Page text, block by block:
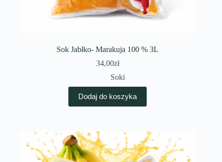
Sok Jabłko- Marakuja 100 % 3L
34,00zł
Soki
Dodaj do koszyka